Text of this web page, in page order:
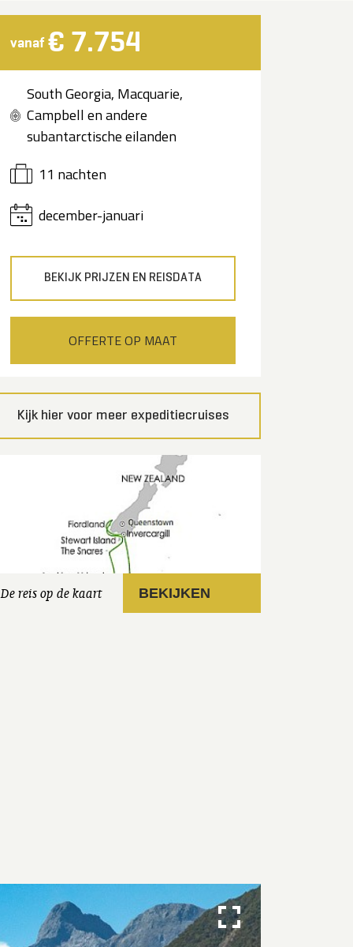
vanaf € 7.754
South Georgia, Macquarie,
Campbell en andere
subantarctische eilanden
11 nachten
december-januari
BEKIJK PRIJZEN EN REISDATA
OFFERTE OP MAAT
Kijk hier voor meer expeditiecruises
De reis op de kaart BEKIJKEN